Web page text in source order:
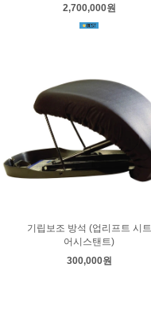
2,700,000원
기립보조 방석 (업리프트 시트
어시스탠트)
300,000원